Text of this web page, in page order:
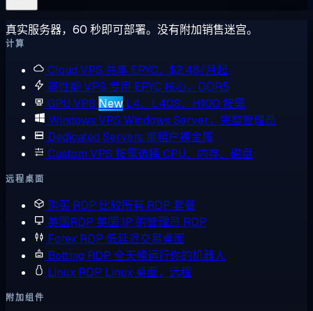
真实服务器，60 秒即可部署。没有附加销售迷宫。
计算
Cloud VPS 共享 EPYC，$2.48/月起
高性能 VPS 专用 EPYC 核心，DDR5
GPU VPS New L4、L40S、H100 按需
Windows VPS Windows Server，完整管理员
Dedicated Servers 单租户裸金属
Custom VPS 按需选择 CPU、内存、磁盘
远程桌面
购买 RDP 比较所有 RDP 套餐
美国RDP 美国 IP 的管理员 RDP
Forex RDP 低延迟交易桌面
Botting RDP 全天候运行你的机器人
Linux RDP Linux 桌面，远程
附加组件